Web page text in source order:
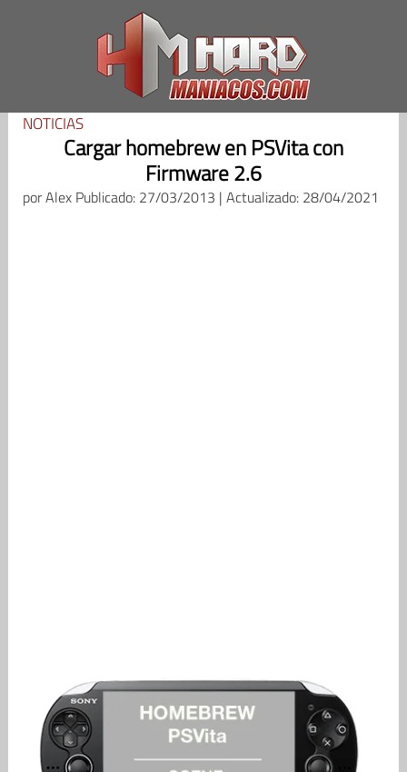
NOTICIAS
Cargar homebrew en PSVita con
Firmware 2.6
porAlex Publicado: 27/03/2013 | Actualizado: 28/04/2021